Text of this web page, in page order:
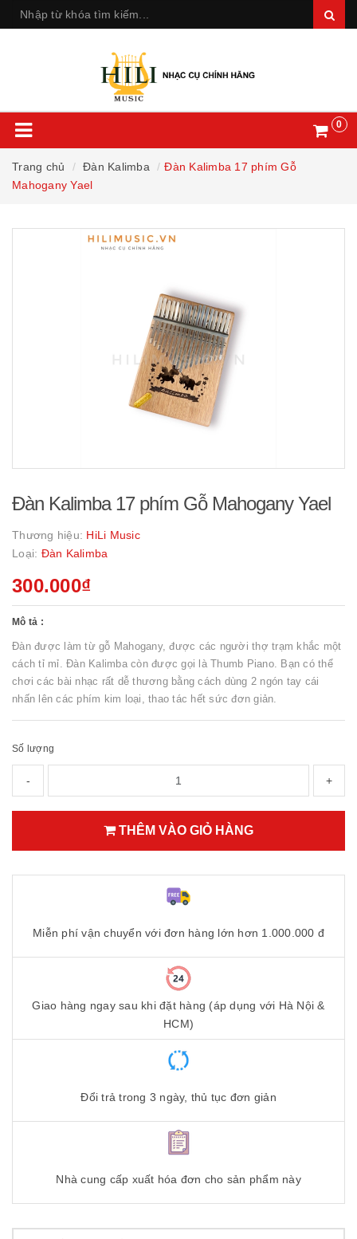
0
Trang chủ Đàn Kalimba
Đàn Kalimba 17 phím Gỗ
Mahogany Yael
Đàn Kalimba 17 phím Gỗ Mahogany Yael
Thương hiệu: HiLi Music
Loại: Đàn Kalimba
300.000₫
Mô tả :
Đàn được làm từ gỗ Mahogany, được các người thợ trạm khắc một
cách tỉ mỉ. Đàn Kalimba còn được gọi là Thumb Piano. Bạn có thể
chơi các bài nhạc rất dễ thương bằng cách dùng 2 ngón tay cái
nhấn lên các phím kim loại, thao tác hết sức đơn giản.
Số lượng
- +
THÊM VÀO GIỎ HÀNG
Miễn phí vận chuyển với đơn hàng lớn hơn 1.000.000 đ
Giao hàng ngay sau khi đặt hàng (áp dụng với Hà Nội &
HCM)
Đổi trả trong 3 ngày, thủ tục đơn giản
Nhà cung cấp xuất hóa đơn cho sản phẩm này